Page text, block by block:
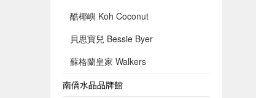
酷椰嶼 Koh Coconut
貝思寶兒 Bessie Byer
蘇格蘭皇家 Walkers
南僑水晶品牌館